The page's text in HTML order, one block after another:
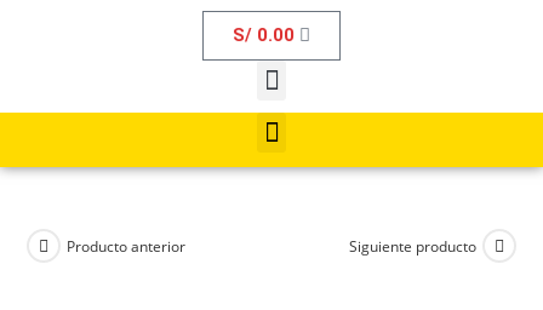
S/0.00
Producto anterior Siguiente producto